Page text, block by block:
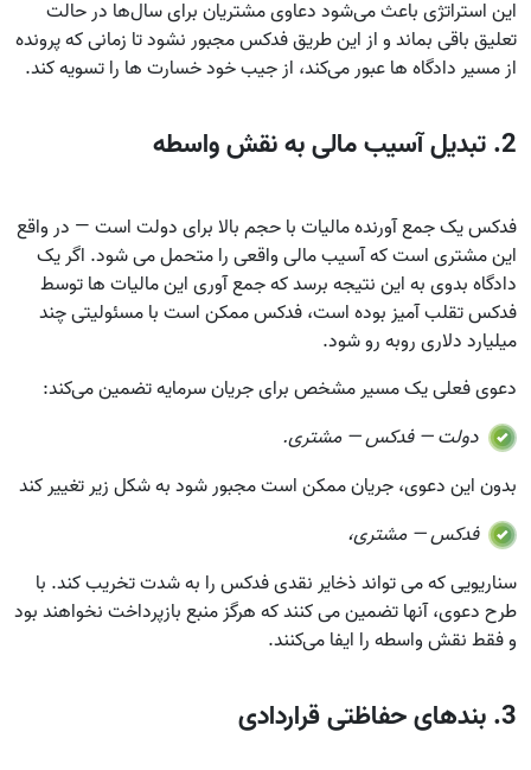
این استراتژی باعث می‌شود دعاوی مشتریان برای سال‌ها در حالت
تعلیق باقی بماند و از این طریق فدکس مجبور نشود تا زمانی که پرونده
از مسیر دادگاه‌ ها عبور می‌کند، از جیب خود خسارت‌ ها را تسویه کند.
2. تبدیل آسیب مالی به نقش واسطه
فدکس یک جمع‌ آورنده مالیات با حجم بالا برای دولت است — در واقع
این مشتری است که آسیب مالی واقعی را متحمل می‌ شود. اگر یک
دادگاه بدوی به این نتیجه برسد که جمع‌ آوری این مالیات‌ ها توسط
فدکس تقلب‌ آمیز بوده است، فدکس ممکن است با مسئولیتی چند
میلیارد دلاری روبه‌ رو شود.
دعوی فعلی یک مسیر مشخص برای جریان سرمایه تضمین می‌کند:
دولت — فدکس — مشتری.
بدون این دعوی، جریان ممکن است مجبور شود به شکل زیر تغییر کند
فدکس — مشتری،
سناریویی که می‌ تواند ذخایر نقدی فدکس را به شدت تخریب کند. با
طرح دعوی، آنها تضمین می‌ کنند که هرگز منبع بازپرداخت نخواهند بود
و فقط نقش واسطه را ایفا می‌کنند.
3. بندهای حفاظتی قراردادی